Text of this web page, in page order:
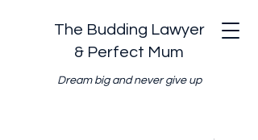
The Budding Lawyer
& Perfect Mum
Dream big and never give up